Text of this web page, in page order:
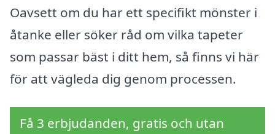
Oavsett om du har ett specifikt mönster i
åtanke eller söker råd om vilka tapeter
som passar bäst i ditt hem, så finns vi här
för att vägleda dig genom processen.
Få 3 erbjudanden, gratis och utan